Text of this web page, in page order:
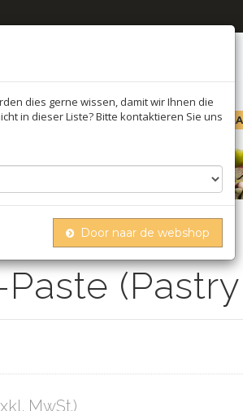
ÖL, ESSIG &
MwSt.)
dies gerne wissen, damit wir Ihnen die
in dieser Liste? Bitte kontaktieren Sie uns
Door naar de webshop